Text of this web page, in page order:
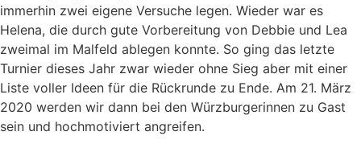
immerhin zwei eigene Versuche legen. Wieder war es
Helena, die durch gute Vorbereitung von Debbie und Lea
zweimal im Malfeld ablegen konnte. So ging das letzte
Turnier dieses Jahr zwar wieder ohne Sieg aber mit einer
Liste voller Ideen für die Rückrunde zu Ende. Am 21. März
2020 werden wir dann bei den Würzburgerinnen zu Gast
sein und hochmotiviert angreifen.